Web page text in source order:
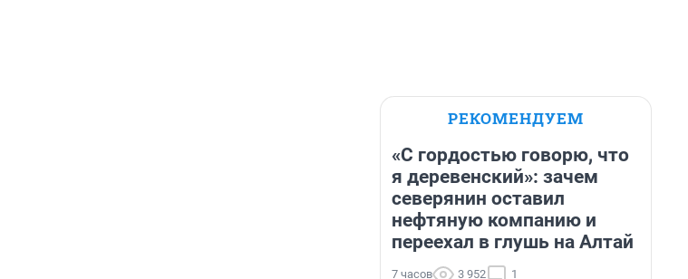
РЕКОМЕНДУЕМ
«С гордостью говорю, что
я деревенский»: зачем
северянин оставил
нефтяную компанию и
переехал в глушь на Алтай
7 часов 3 952 1